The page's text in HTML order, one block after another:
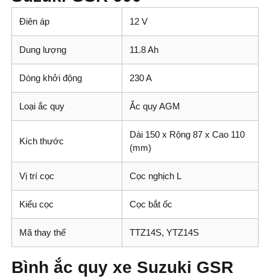
Điên áp 12 V
Dung lượng 11.8 Ah
Dòng khởi động 230 A
Loại ắc quy Ắc quy AGM
Kích thước
Dài 150 x Rộng 87 x Cao 110
(mm)
Vị trí cọc Cọc nghịch L
Kiểu cọc Cọc bắt ốc
Mã thay thế TTZ14S, YTZ14S
Bình ắc quy xe Suzuki GSR